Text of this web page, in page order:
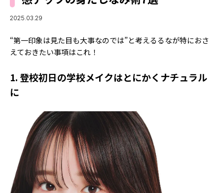
Instagram
YouTube
ゲッターズ飯田
MISS SEVENTEEN
バックナンバー
INFORMATION
Seventeenについて
Follow us
2025.03.29
“第一印象は見た目も大事なのでは”と考えるるなが特におさ
えておきたい事項はこれ！
1. 登校初日の学校メイクはとにかくナチュラル
に